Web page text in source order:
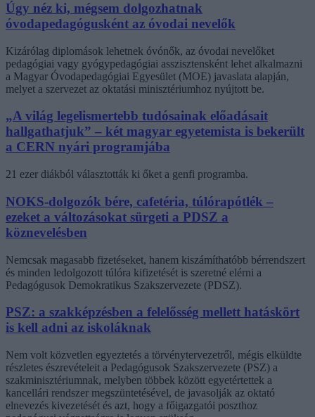
Úgy néz ki, mégsem dolgozhatnak
óvodapedagógusként az óvodai nevelők
Kizárólag diplomások lehetnek óvónők, az óvodai nevelőket
pedagógiai vagy gyógypedagógiai asszisztensként lehet alkalmazni
a Magyar Óvodapedagógiai Egyesület (MOE) javaslata alapján,
melyet a szervezet az oktatási minisztériumhoz nyújtott be.
„A világ legelismertebb tudósainak előadásait
hallgathatjuk” – két magyar egyetemista is bekerült
a CERN nyári programjába
21 ezer diákból választották ki őket a genfi programba.
NOKS-dolgozók bére, cafetéria, túlórapótlék –
ezeket a változásokat sürgeti a PDSZ a
köznevelésben
Nemcsak magasabb fizetéseket, hanem kiszámíthatóbb bérrendszert
és minden ledolgozott túlóra kifizetését is szeretné elérni a
Pedagógusok Demokratikus Szakszervezete (PDSZ).
PSZ: a szakképzésben a felelősség mellett hatáskört
is kell adni az iskoláknak
Nem volt közvetlen egyeztetés a törvénytervezetről, mégis elküldte
részletes észrevételeit a Pedagógusok Szakszervezete (PSZ) a
szakminisztériumnak, melyben többek között egyetértettek a
kancellári rendszer megszüntetésével, de javasolják az oktató
elnevezés kivezetését és azt, hogy a főigazgatói poszthoz